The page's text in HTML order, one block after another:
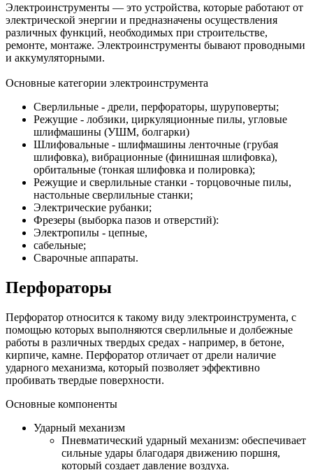
Электроинструменты — это устройства, которые работают от
электрической энергии и предназначены осуществления
различных функций, необходимых при строительстве,
ремонте, монтаже. Электроинструменты бывают проводными
и аккумуляторными.
Основные категории электроинструмента
Сверлильные - дрели, перфораторы, шуруповерты;
Режущие - лобзики, циркуляционные пилы, угловые
шлифмашины (УШМ, болгарки)
Шлифовальные - шлифмашины ленточные (грубая
шлифовка), вибрационные (финишная шлифовка),
орбитальные (тонкая шлифовка и полировка);
Режущие и сверлильные станки - торцовочные пилы,
настольные сверлильные станки;
Электрические рубанки;
Фрезеры (выборка пазов и отверстий):
Электропилы - цепные,
сабельные;
Сварочные аппараты.
Перфораторы
Перфоратор относится к такому виду электроинструмента, с
помощью которых выполняются сверлильные и долбежные
работы в различных твердых средах - например, в бетоне,
кирпиче, камне. Перфоратор отличает от дрели наличие
ударного механизма, который позволяет эффективно
пробивать твердые поверхности.
Основные компоненты
Ударный механизм
Пневматический ударный механизм: обеспечивает
сильные удары благодаря движению поршня,
который создает давление воздуха.